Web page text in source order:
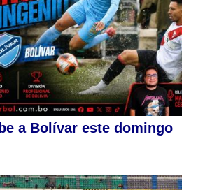
a Bolívar este domingo